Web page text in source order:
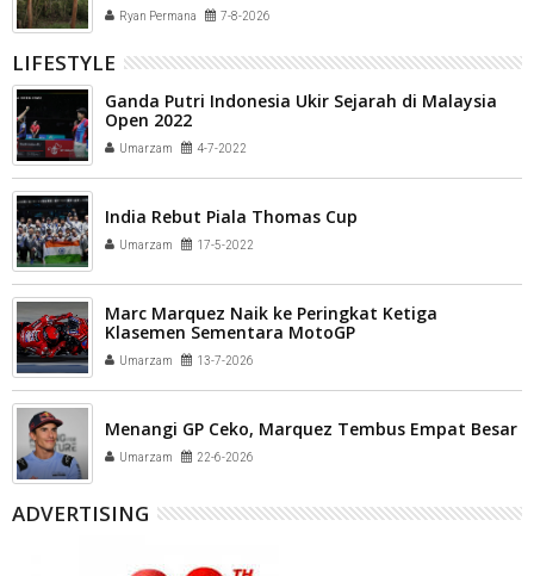
Ryan Permana 7-8-2026
LIFESTYLE
Ganda Putri Indonesia Ukir Sejarah di Malaysia
Open 2022
Umarzam 4-7-2022
India Rebut Piala Thomas Cup
Umarzam 17-5-2022
Marc Marquez Naik ke Peringkat Ketiga
Klasemen Sementara MotoGP
Umarzam 13-7-2026
Menangi GP Ceko, Marquez Tembus Empat Besar
Umarzam 22-6-2026
ADVERTISING